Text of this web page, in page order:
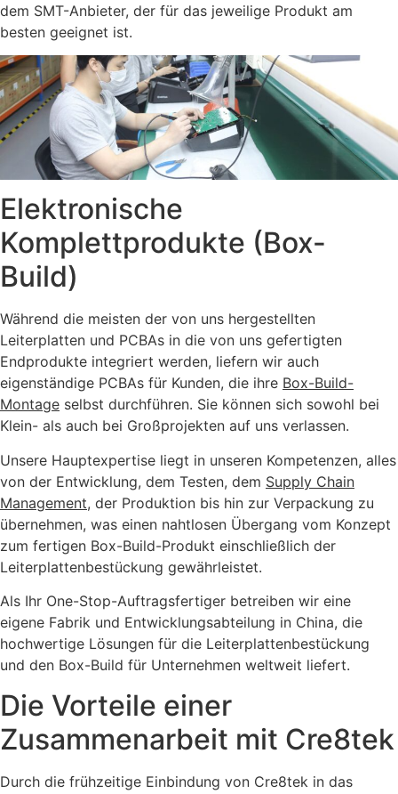
dem SMT-Anbieter, der für das jeweilige Produkt am
besten geeignet ist.
Elektronische
Komplettprodukte (Box-
Build)
Während die meisten der von uns hergestellten
Leiterplatten und PCBAs in die von uns gefertigten
Endprodukte integriert werden, liefern wir auch
eigenständige PCBAs für Kunden, die ihre Box-Build-
Montage selbst durchführen. Sie können sich sowohl bei
Klein- als auch bei Großprojekten auf uns verlassen.
Unsere Hauptexpertise liegt in unseren Kompetenzen, alles
von der Entwicklung, dem Testen, dem Supply Chain
Management, der Produktion bis hin zur Verpackung zu
übernehmen, was einen nahtlosen Übergang vom Konzept
zum fertigen Box-Build-Produkt einschließlich der
Leiterplattenbestückung gewährleistet.
Als Ihr One-Stop-Auftragsfertiger betreiben wir eine
eigene Fabrik und Entwicklungsabteilung in China, die
hochwertige Lösungen für die Leiterplattenbestückung
und den Box-Build für Unternehmen weltweit liefert.
Die Vorteile einer
Zusammenarbeit mit Cre8tek
Durch die frühzeitige Einbindung von Cre8tek in das